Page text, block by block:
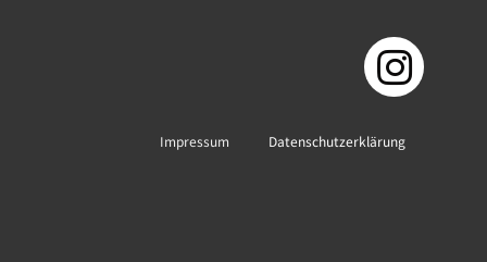
Impressum Datenschutzerklärung